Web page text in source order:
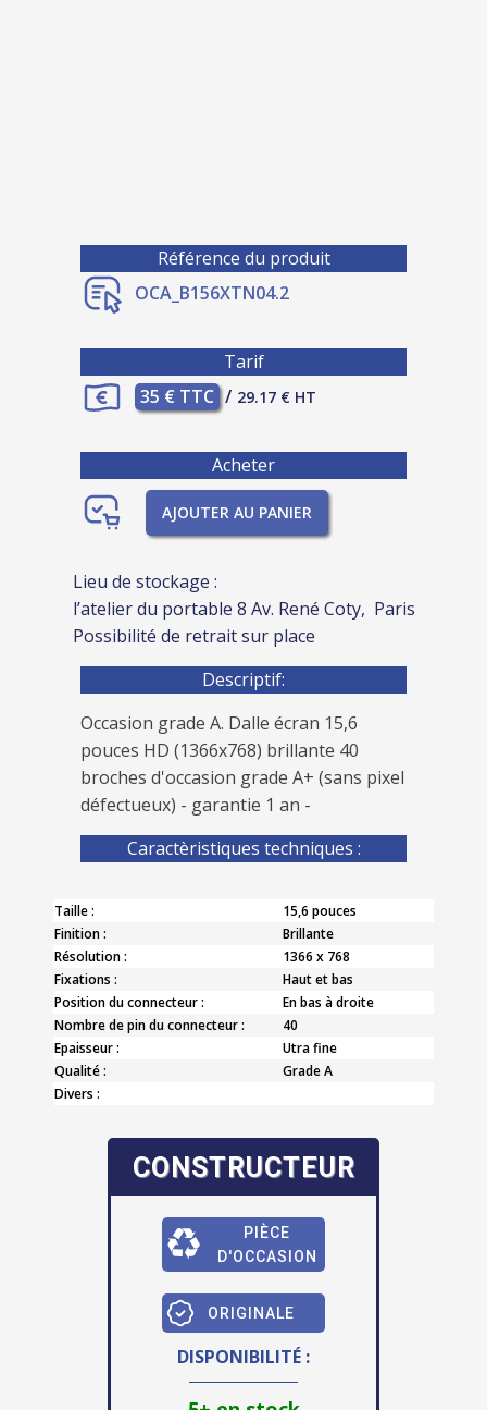
Référence du produit
OCA_B156XTN04.2
Tarif
35 € TTC / 29.17 € HT
Acheter
AJOUTER AU PANIER
Lieu de stockage :
l’atelier du portable 8 Av. René Coty, Paris
Possibilité de retrait sur place
Descriptif:
Occasion grade A. Dalle écran 15,6
pouces HD (1366x768) brillante 40
broches d'occasion grade A+ (sans pixel
défectueux) - garantie 1 an -
Caractèristiques techniques :
Taille :
15,6 pouces
Finition :
Brillante
Résolution :
1366 x 768
Fixations :
Haut et bas
Position du connecteur :
En bas à droite
Nombre de pin du connecteur :
40
Epaisseur :
Utra fine
Qualité :
Grade A
Divers :
CONSTRUCTEUR
PIÈCE
D'OCCASION
ORIGINALE
DISPONIBILITÉ :